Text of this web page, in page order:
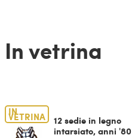
In vetrina
IN
VETRINA
12 sedie in legno
intarsiato, anni '80